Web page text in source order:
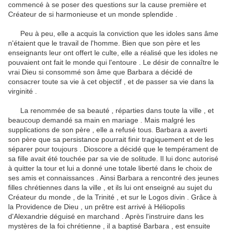
commencé à se poser des questions sur la cause première et
Créateur de si harmonieuse et un monde splendide .
Peu à peu, elle a acquis la conviction que les idoles sans âme
n'étaient que le travail de l'homme. Bien que son père et les
enseignants leur ont offert le culte, elle a réalisé que les idoles ne
pouvaient ont fait le monde qui l'entoure .
Le désir de connaître le
vrai Dieu si consommé son âme que Barbara a décidé de
consacrer toute sa vie à cet objectif , et de passer sa vie dans la
virginité .
La renommée de sa beauté , réparties dans toute la ville , et
beaucoup demandé sa main en mariage .
Mais malgré les
supplications de son père , elle a refusé tous. Barbara a averti
son père que sa persistance pourrait finir tragiquement et de les
séparer pour toujours .
Dioscore a décidé que le tempérament de
sa fille avait été touchée par sa vie de solitude. Il lui donc autorisé
à quitter la tour et lui a donné une totale liberté dans le choix de
ses amis et connaissances .
Ainsi Barbara a rencontré des jeunes
filles chrétiennes dans la ville , et ils lui ont enseigné au sujet du
Créateur du monde , de la Trinité , et sur ​​le Logos divin .
Grâce à
la Providence de Dieu , un prêtre est arrivé à Héliopolis
d'Alexandrie déguisé en marchand .
Après l'instruire dans les
mystères de la foi chrétienne , il a baptisé Barbara , est ensuite